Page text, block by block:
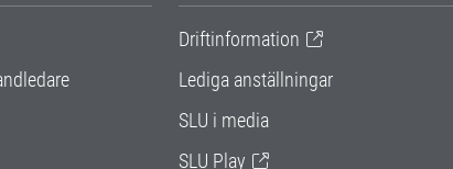
Driftinformation
Lediga anställningar
SLU i media
SLU Play